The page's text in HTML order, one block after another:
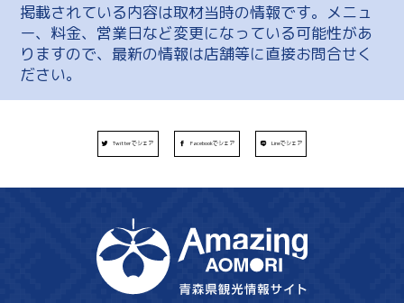
掲載されている内容は取材当時の情報です。メニュ
ー、料金、営業日など変更になっている可能性があ
りますので、最新の情報は店舗等に直接お問合せく
ださい。
Twitterでシェア Facebookでシェア Lineでシェア